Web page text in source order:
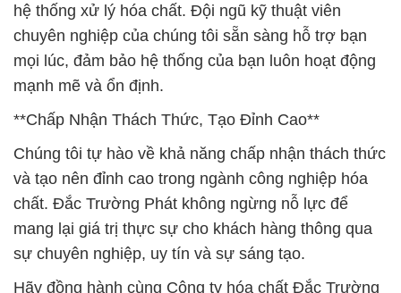
hệ thống xử lý hóa chất. Đội ngũ kỹ thuật viên
chuyên nghiệp của chúng tôi sẵn sàng hỗ trợ bạn
mọi lúc, đảm bảo hệ thống của bạn luôn hoạt động
mạnh mẽ và ổn định.
**Chấp Nhận Thách Thức, Tạo Đỉnh Cao**
Chúng tôi tự hào về khả năng chấp nhận thách thức
và tạo nên đỉnh cao trong ngành công nghiệp hóa
chất. Đắc Trường Phát không ngừng nỗ lực để
mang lại giá trị thực sự cho khách hàng thông qua
sự chuyên nghiệp, uy tín và sự sáng tạo.
Hãy đồng hành cùng Công ty hóa chất Đắc Trường